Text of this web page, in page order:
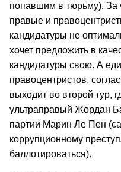
попавшим в тюрьму). За
правые и
кандидатуры не
хочет предложить в
кандидатуры свою. А
правоцентристов,
выходит во второй тур,
ультраправый Жордан
партии Марин Ле Пен
коррупционному
баллотироваться).